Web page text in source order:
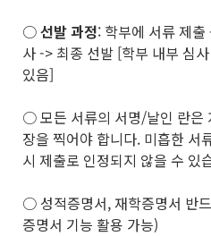
○선발 과정: 학부에 서류 제
사 -> 최종 선발 [학부 내부 심
있음]
○ 모든 서류의 서명/날인 란은
장을 찍어야 합니다. 미흡한 서
시 제출로 인정되지 않을 수 있
○ 성적증명서, 재학증명서 반
증명서 기능 활용 가능)